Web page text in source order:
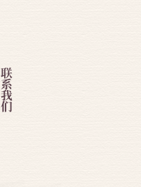
联
系
我
们